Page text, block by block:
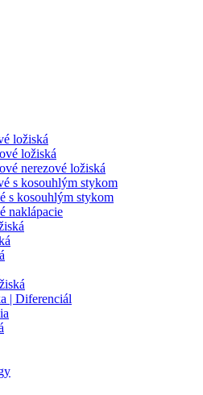
ložiská
ložiská
nerezové ložiská
s kosouhlým stykom
s kosouhlým stykom
naklápacie
| Diferenciál